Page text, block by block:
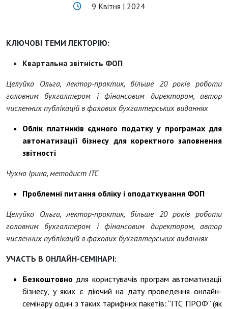
9 Квітня | 2024
КЛЮЧОВІ ТЕМИ ЛЕКТОРІЮ:
Квартальна звітність ФОП
Целуйко Ольга, лектор-практик, більше 20 років роботи
головним бухгалтером і фінансовим директором, автор
численних публікацій в фахових бухгалтерських виданнях
Облік платників єдиного податку у програмах для
автоматизації бізнесу для коректного заповнення
звітності
Чухно Ірина, методист ІТС
Проблемні питання обліку і оподаткування ФОП
Целуйко Ольга, лектор-практик, більше 20 років роботи
головним бухгалтером і фінансовим директором, автор
численних публікацій в фахових бухгалтерських виданнях
УЧАСТЬ В ОНЛАЙН-СЕМІНАРІ:
Безкоштовно для користувачів програм автоматизації
бізнесу, у яких є діючий на дату проведення онлайн-
семінару один з таких тарифних пакетів: “ІТС ПРОФ” (як